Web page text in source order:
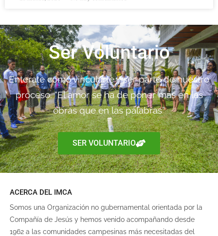
Ser Voluntario
Enterate como vincularte y ser parte de nuestro
proceso. “El amor se ha de poner más en las
obras que en las palabras”
SER VOLUNTARIO
ACERCA DEL IMCA
Somos una Organización no gubernamental orientada por la
Compañía de Jesús y hemos venido acompañando desde
1962 a las comunidades campesinas más necesitadas del